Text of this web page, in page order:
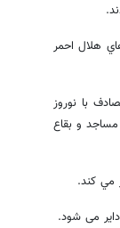
هلال احمر
با نوروز
و بقاع
مي كند.